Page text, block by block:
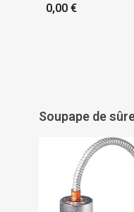
0,00 €